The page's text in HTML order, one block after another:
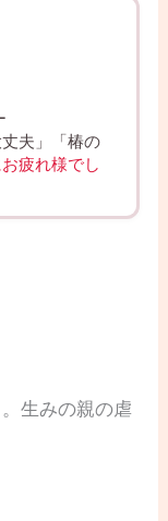
夫」「椿の
疲れ様でし
生みの親の虐